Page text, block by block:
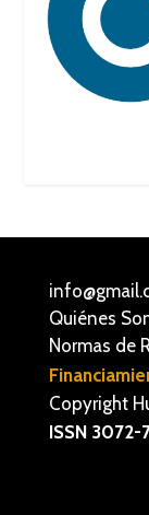
Quiénes
Normas de
Copyright
ISSN 3072-